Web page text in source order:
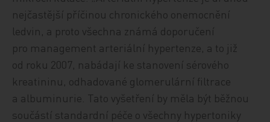
nejčastější příčinou chronického onemocnění
ledvin, a proto všechna známá doporučení
pro management arteriální hypertenze, a to již
od roku 2007, nabádají ke stanovení sérového
kreatininu, odhadované glomerulární filtrace
a albuminurie. Tato vyšetření by měla být běžnou
součástí standardní péče o všechny hypertoniky